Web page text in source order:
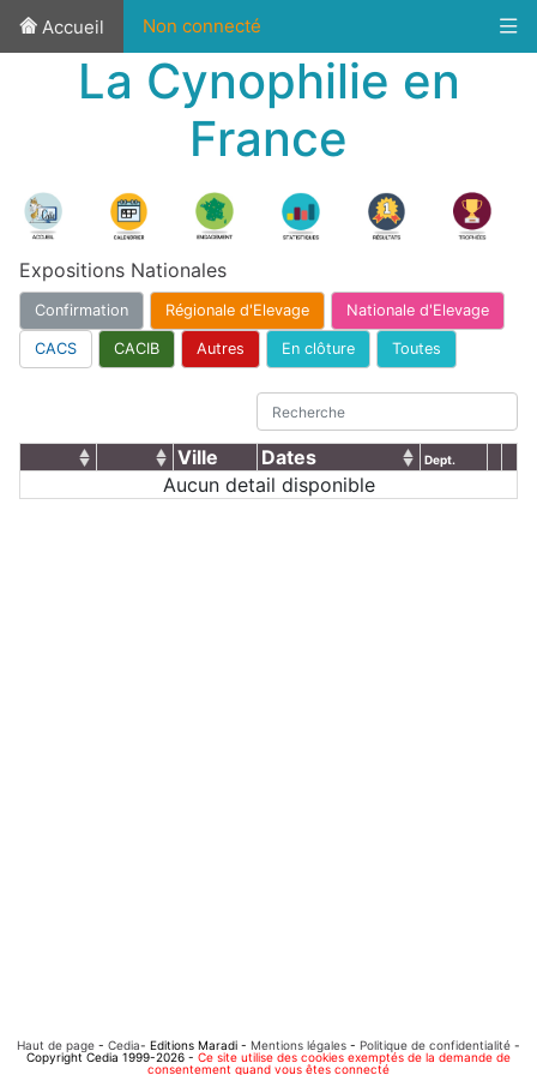
Accueil Non connecté
La Cynophilie en
France
Expositions Nationales
Confirmation Régionale d'Elevage Nationale d'Elevage
CACS CACIB Autres En clôture Toutes
Ville Dates Dept.
Aucun detail disponible
Haut de page - Cedia- Editions Maradi - Mentions légales - Politique de confidentialité -
Copyright Cedia 1999-2026 - Ce site utilise des cookies exemptés de la demande de
consentement quand vous êtes connecté